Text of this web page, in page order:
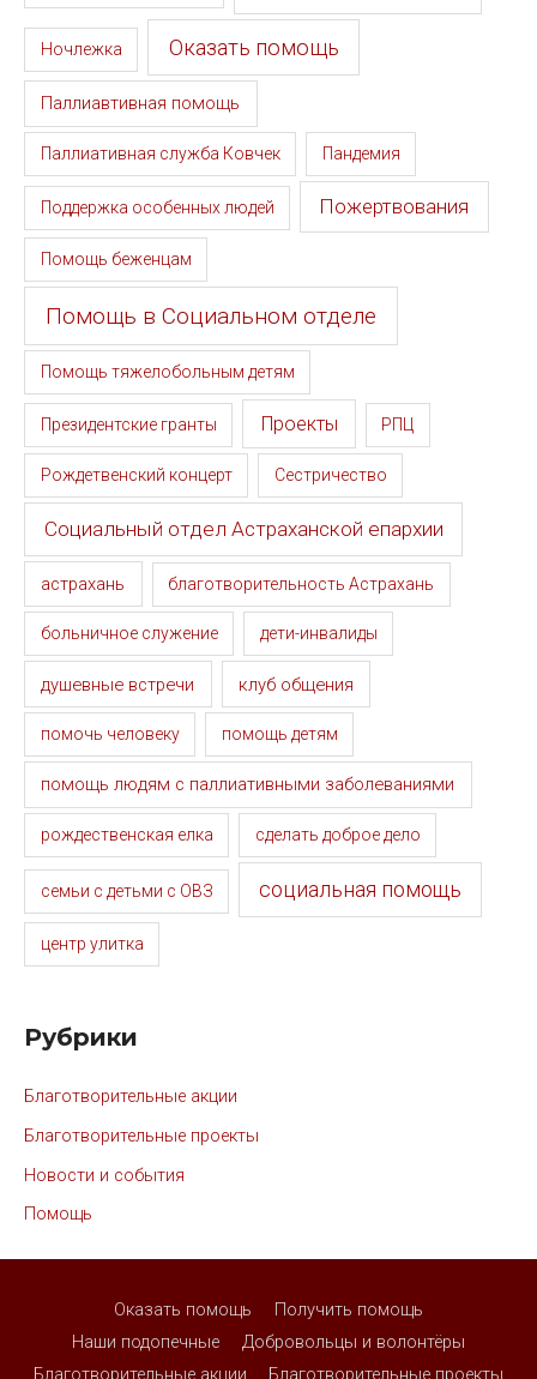
Ночлежка Оказать помощь
Паллиавтивная помощь
Паллиативная служба Ковчек Пандемия
Поддержка особенных людей Пожертвования
Помощь беженцам
Помощь в Социальном отделе
Помощь тяжелобольным детям
Президентские гранты Проекты РПЦ
Рождетвенский концерт Сестричество
Социальный отдел Астраханской епархии
астрахань благотворительность Астрахань
больничное служение дети-инвалиды
душевные встречи клуб общения
помочь человеку помощь детям
помощь людям с паллиативными заболеваниями
рождественская елка сделать доброе дело
семьи с детьми с ОВЗ социальная помощь
центр улитка
Рубрики
Благотворительные акции
Благотворительные проекты
Новости и события
Помощь
Оказать помощь
Получить помощь
Наши подопечные
Добровольцы и волонтёры